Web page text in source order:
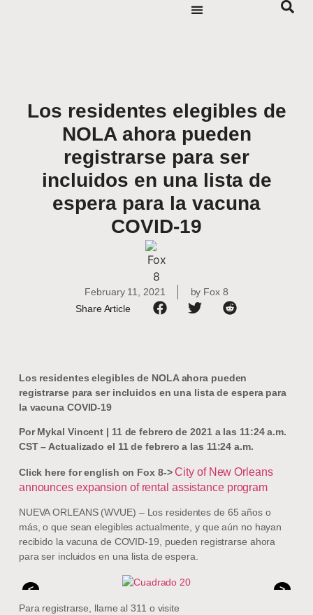
Los residentes elegibles de
NOLA ahora pueden
registrarse para ser
incluidos en una lista de
espera para la vacuna
COVID-19
February 11, 2021 by Fox 8
Share Article
Los residentes elegibles de NOLA ahora pueden
registrarse para ser incluidos en una lista de espera para
la vacuna COVID-19
Por Mykal Vincent | 11 de febrero de 2021 a las 11:24 a.m.
CST – Actualizado el 11 de febrero a las 11:24 a.m.
Click here for english on Fox 8->City of New Orleans
announces expansion of rental assistance program
NUEVA ORLEANS (WVUE) – Los residentes de 65 años o
más, o que sean elegibles actualmente, y que aún no hayan
recibido la vacuna de COVID-19, pueden registrarse ahora
para ser incluidos en una lista de espera.
<
>
Para registrarse, llame al 311 o visite